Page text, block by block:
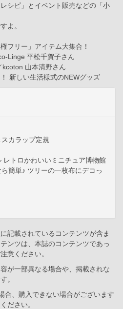
シピ」とイベント販売などの「小
よ。
リー」アイテム大集合！
Linge 平松千賀子さん
山本清野さん
新しい生活様式のNEWグッズ
スカラップ定規
レトロかわいいミニチュア博物館
簡単♪ ツリーの一枚布にデコっ
記載されているコンテンツが含ま
ンツは、本誌のコンテンツであっ
意ください。
が一部異なる場合や、掲載されな
。
、購入できない場合がございます
ださい。